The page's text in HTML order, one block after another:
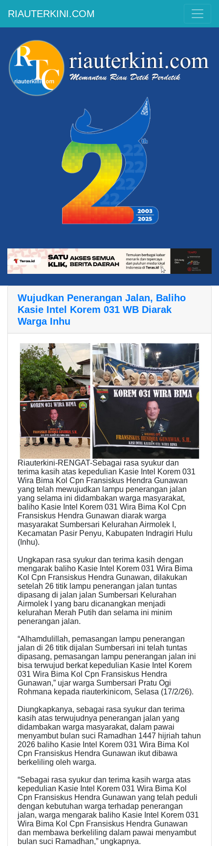
RIAUTERKINI.COM
Wujudkan Penerangan Jalan, Baliho
Kasie Intel Korem 031 WB Diarak
Warga Inhu
Riauterkini-RENGAT-Sebagai rasa syukur dan
terima kasih atas kepedulian Kasie Intel Korem 031
Wira Bima Kol Cpn Fransiskus Hendra Gunawan
yang telah mewujudkan lampu penerangan jalan
yang selama ini didambakan warga masyarakat,
baliho Kasie Intel Korem 031 Wira Bima Kol Cpn
Fransiskus Hendra Gunawan diarak warga
masyarakat Sumbersari Kelurahan Airmolek I,
Kecamatan Pasir Penyu, Kabupaten Indragiri Hulu
(Inhu).
Ungkapan rasa syukur dan terima kasih dengan
mengarak baliho Kasie Intel Korem 031 Wira Bima
Kol Cpn Fransiskus Hendra Gunawan, dilakukan
setelah 26 titik lampu penerangan jalan tuntas
dipasang di jalan jalan Sumbersari Kelurahan
Airmolek I yang baru dicanangkan menjadi
kelurahan Merah Putih dan selama ini minim
penerangan jalan.
“Alhamdulillah, pemasangan lampu penerangan
jalan di 26 titik dijalan Sumbersari ini telah tuntas
dipasang, pemasangan lampu penerangan jalan ini
bisa terwujud berkat kepedulian Kasie Intel Korem
031 Wira Bima Kol Cpn Fransiskus Hendra
Gunawan,” ujar warga Sumbersari Pratu Ogi
Rohmana kepada riauterkinicom, Selasa (17/2/26).
Diungkapkanya, sebagai rasa syukur dan terima
kasih atas terwujudnya penerangan jalan yang
didambakan warga masyarakat, dalam pawai
menyambut bulan suci Ramadhan 1447 hijriah tahun
2026 baliho Kasie Intel Korem 031 Wira Bima Kol
Cpn Fransiskus Hendra Gunawan ikut dibawa
berkeliling oleh warga.
“Sebagai rasa syukur dan terima kasih warga atas
kepedulian Kasie Intel Korem 031 Wira Bima Kol
Cpn Fransiskus Hendra Gunawan yang telah peduli
dengan kebutuhan warga terhadap penerangan
jalan, warga mengarak baliho Kasie Intel Korem 031
Wira Bima Kol Cpn Fransiskus Hendra Gunawan
dan membawa berkeliling dalam pawai menyambut
bulan suci Ramadhan,” ungkapnya.